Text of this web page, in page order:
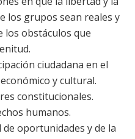
los grupos sean reales y
los obstáculos que
ciudadana en el
y cultural.
constitucionales.
humanos.
oportunidades y de la